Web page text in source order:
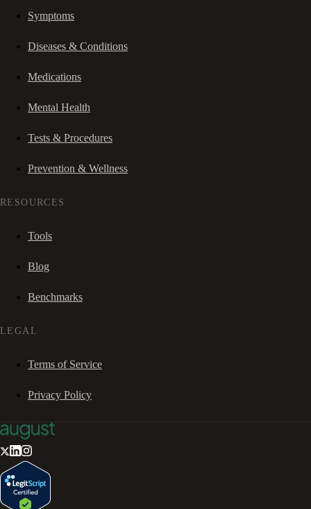
Symptoms
Diseases & Conditions
Medications
Mental Health
Tests & Procedures
Prevention & Wellness
RESOURCES
Tools
Blog
Benchmarks
LEGAL
Terms of Service
Privacy Policy